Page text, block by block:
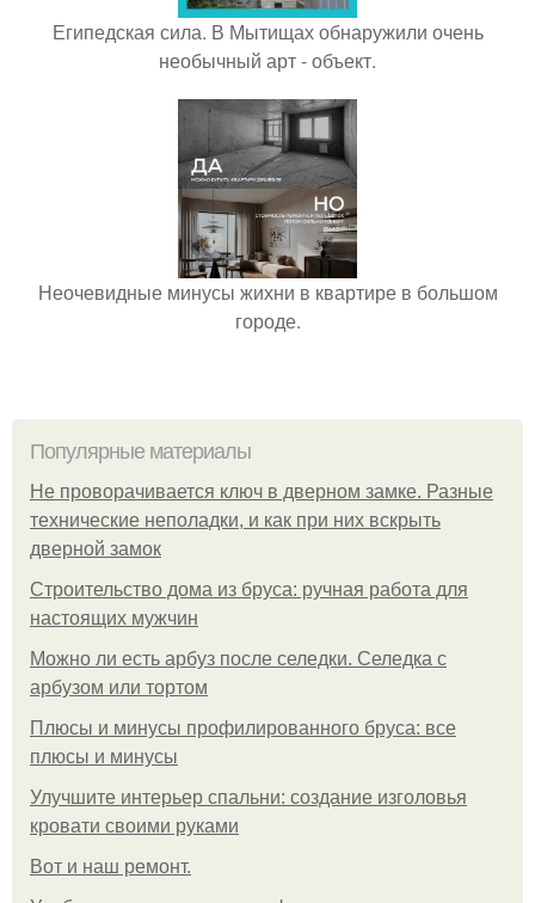
Египедская сила. В Мытищах обнаружили очень
необычный арт - объект.
Неочевидные минусы жихни в квартире в большом
городе.
Популярные материалы
Не проворачивается ключ в дверном замке. Разные
технические неполадки, и как при них вскрыть
дверной замок
Строительство дома из бруса: ручная работа для
настоящих мужчин
Можно ли есть арбуз после селедки. Селедка с
арбузом или тортом
Плюсы и минусы профилированного бруса: все
плюсы и минусы
Улучшите интерьер спальни: создание изголовья
кровати своими руками
Boт и наш ремoнт.